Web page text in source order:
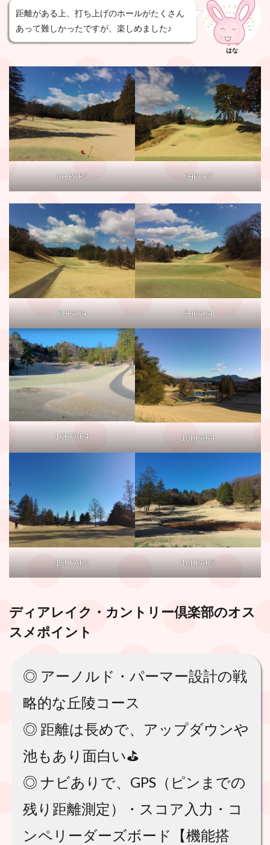
距離がある上、打ち上げのホールがたくさん
あって難しかったですが、楽しめました♪
はな
4H PAR3 6HPAR3
8HPAR4 9HPAR4
10HPAR4 13HPAR4
15HPAR5 16HPAR3
ディアレイク・カントリー倶楽部のオス
スメポイント
◎ アーノルド・パーマー設計の戦
略的な丘陵コース
◎ 距離は長めで、アップダウンや
池もあり面白い⛳️
◎ ナビありで、GPS（ピンまでの
残り距離測定）・スコア入力・コ
ンペリーダーズボード【機能搭